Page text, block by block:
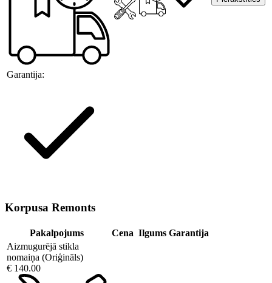
Garantija:
Korpusa Remonts
Pakalpojums Cena Ilgums Garantija
Aizmugurējā stikla
nomaiņa (Oriģināls)
€ 140.00